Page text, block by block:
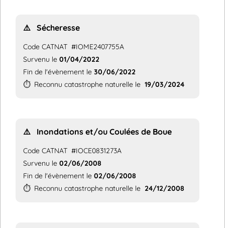
⚠️ Sécheresse
Code CATNAT #IOME2407755A
Survenu le 01/04/2022
Fin de l'évènement le 30/06/2022
⏱️ Reconnu catastrophe naturelle le 19/03/2024
⚠️ Inondations et/ou Coulées de Boue
Code CATNAT #IOCE0831273A
Survenu le 02/06/2008
Fin de l'évènement le 02/06/2008
⏱️ Reconnu catastrophe naturelle le 24/12/2008